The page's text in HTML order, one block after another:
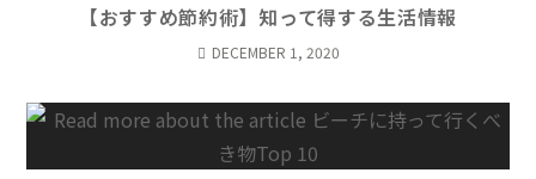
【おすすめ節約術】知って得する生活情報
DECEMBER 1, 2020